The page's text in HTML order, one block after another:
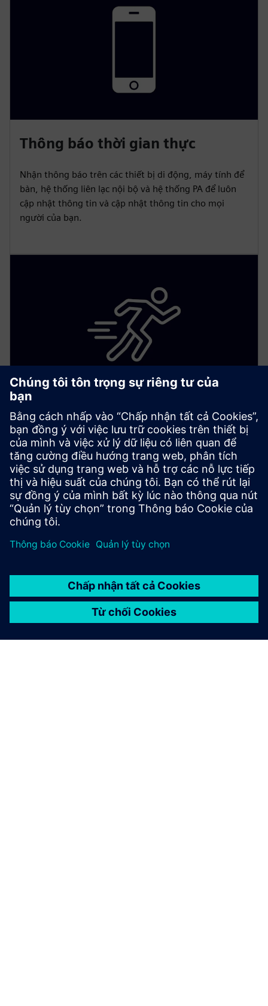
Thông báo thời gian thực
Nhận thông báo trên các thiết bị di động, máy tính để
bàn, hệ thống liên lạc nội bộ và hệ thống PA để luôn
cập nhật thông tin và cập nhật thông tin cho mọi
người của bạn.
Quản lý sự cố nâng cao
Sử dụng dịch vụ quản lý cơ sở toàn diện vượt xa cảnh
báo. Quản lý tất cả các thông báo quan trọng cho một
cơ sở được quản lý thông minh.